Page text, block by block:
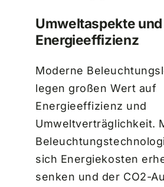
Umweltaspekte und
Energieeffizienz
Moderne
legen großen Wert auf
Energieeffizienz und
Umweltverträglichkeit.
sich Energiekosten
senken und der CO2-